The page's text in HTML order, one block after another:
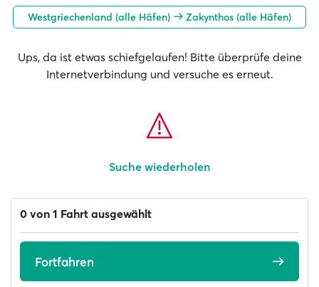
Westgriechenland (alle Häfen) Zakynthos (alle Häfen)
Ups, da ist etwas schiefgelaufen! Bitte überprüfe deine
Internetverbindung und versuche es erneut.
Suche wiederholen
0 von 1 Fahrt ausgewählt
Fortfahren